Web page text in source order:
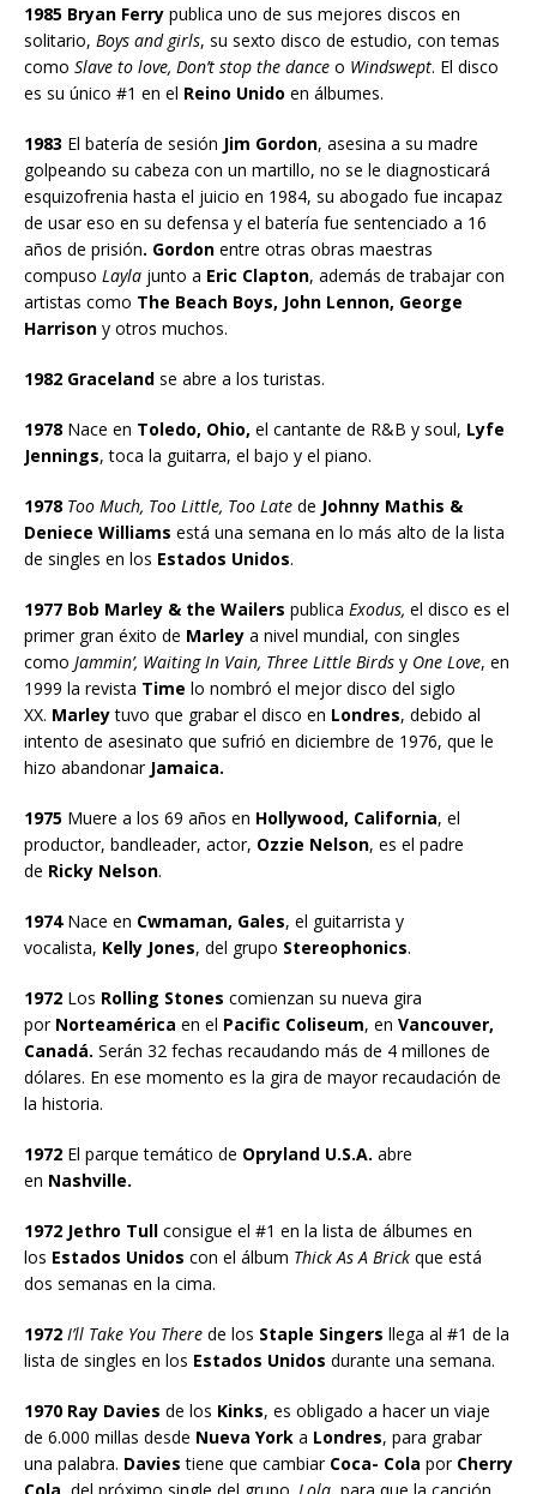
1985 Bryan Ferry publica uno de sus mejores discos en
solitario, Boys and girls, su sexto disco de estudio, con temas
como Slave to love, Don’t stop the dance o Windswept. El disco
es su único #1 en el Reino Unido en álbumes.
1983 El batería de sesión Jim Gordon, asesina a su madre
golpeando su cabeza con un martillo, no se le diagnosticará
esquizofrenia hasta el juicio en 1984, su abogado fue incapaz
de usar eso en su defensa y el batería fue sentenciado a 16
años de prisión. Gordon entre otras obras maestras
compuso Layla junto a Eric Clapton, además de trabajar con
artistas como The Beach Boys, John Lennon, George
Harrison y otros muchos.
1982 Graceland se abre a los turistas.
1978 Nace en Toledo, Ohio, el cantante de R&B y soul, Lyfe
Jennings, toca la guitarra, el bajo y el piano.
1978 Too Much, Too Little, Too Late de Johnny Mathis &
Deniece Williams está una semana en lo más alto de la lista
de singles en los Estados Unidos.
1977 Bob Marley & the Wailers publica Exodus, el disco es el
primer gran éxito de Marley a nivel mundial, con singles
como Jammin’, Waiting In Vain, Three Little Birds y One Love, en
1999 la revista Time lo nombró el mejor disco del siglo
XX. Marleytuvo que grabar el disco en Londres, debido al
intento de asesinato que sufrió en diciembre de 1976, que le
hizo abandonar Jamaica.
1975 Muere a los 69 años en Hollywood, California, el
productor, bandleader, actor, Ozzie Nelson, es el padre
de Ricky Nelson.
1974Nace en Cwmaman, Gales, el guitarrista y
vocalista, Kelly Jones, del grupo Stereophonics.
1972 Los Rolling Stones comienzan su nueva gira
por Norteamérica en el Pacific Coliseum, en Vancouver,
Canadá. Serán 32 fechas recaudando más de 4 millones de
dólares. En ese momento es la gira de mayor recaudación de
la historia.
1972 El parque temático de Opryland U.S.A. abre
en Nashville.
1972 Jethro Tull consigue el #1 en la lista de álbumes en
los Estados Unidos con el álbum Thick As A Brick que está
dos semanas en la cima.
1972 I’ll Take You There de los Staple Singers llega al #1 de la
lista de singles en los Estados Unidos durante una semana.
1970 Ray Davies de los Kinks, es obligado a hacer un viaje
de 6.000 millas desde Nueva York a Londres, para grabar
una palabra. Davies tiene que cambiar Coca- Cola por Cherry